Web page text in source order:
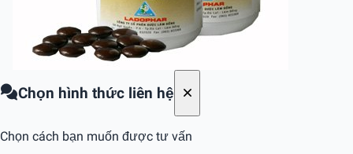
Chọn hình thức liên hệ
Chọn cách bạn muốn được tư vấn